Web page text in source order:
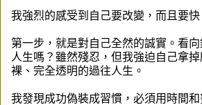
我強烈的感受到自己要改變，而且要快
第一步，就是對自己全然的誠實。看
人生嗎？雖然殘忍，但我強迫自己拿
裸、完全透明的過往人生。
我發現成功偽裝成習慣，必須用時間